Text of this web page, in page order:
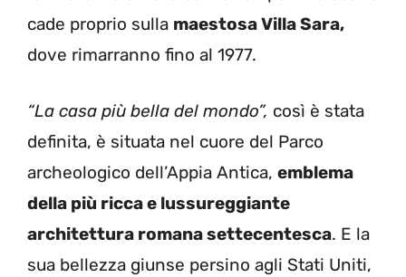
cade proprio sulla maestosa Villa Sara,
dove rimarranno fino al 1977.
“La casa più bella del mondo”, così è stata
definita, è situata nel cuore del Parco
archeologico dell’Appia Antica, emblema
della più ricca e lussureggiante
architettura romana settecentesca. E la
sua bellezza giunse persino agli Stati Uniti,